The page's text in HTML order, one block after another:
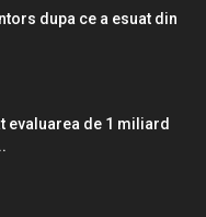
dupa ce a esuat din
evaluarea de 1 miliard